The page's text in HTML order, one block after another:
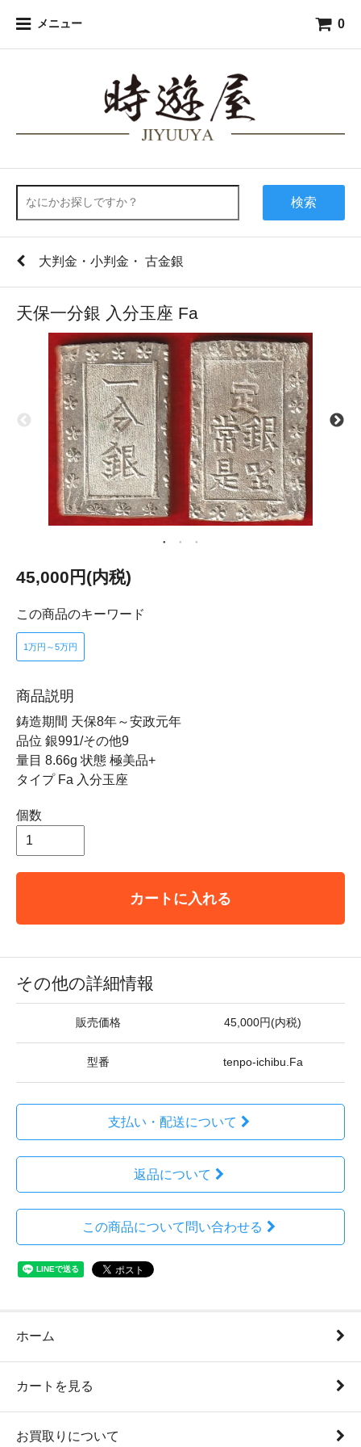
メニュー 0
検索
大判金・小判金・ 古金銀
天保一分銀 入分玉座 Fa
45,000円(内税)
この商品のキーワード
1万円～5万円
商品説明
鋳造期間 天保8年～安政元年
品位 銀991/その他9
量目 8.66g 状態 極美品+
タイプ Fa 入分玉座
個数
カートに入れる
その他の詳細情報
販売価格 45,000円(内税)
型番 tenpo-ichibu.Fa
支払い・配送について
返品について
この商品について問い合わせる
ホーム
カートを見る
お買取りについて